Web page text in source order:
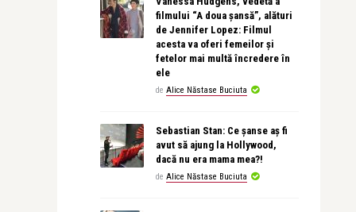
filmului “A doua șansă”, alături
de Jennifer Lopez: Filmul
acesta va oferi femeilor și
fetelor mai multă încredere în
ele
de Alice Năstase Buciuta
Sebastian Stan: Ce șanse aș fi
avut să ajung la Hollywood,
dacă nu era mama mea?!
de Alice Năstase Buciuta